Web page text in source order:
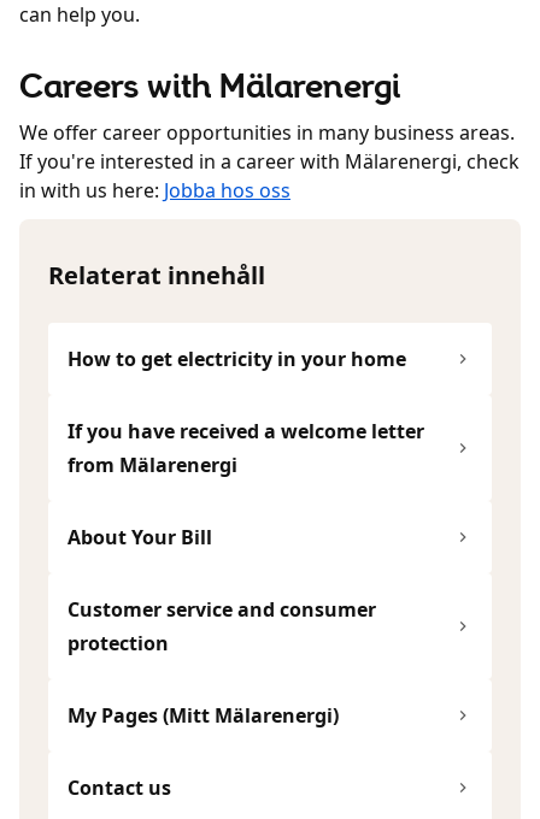
can help you.
Careers with Mälarenergi
We offer career opportunities in many business areas.
If you're interested in a career with Mälarenergi, check
in with us here: Jobba hos oss
Relaterat innehåll
How to get electricity in your home
If you have received a welcome letter
from Mälarenergi
About Your Bill
Customer service and consumer
protection
My Pages (Mitt Mälarenergi)
Contact us